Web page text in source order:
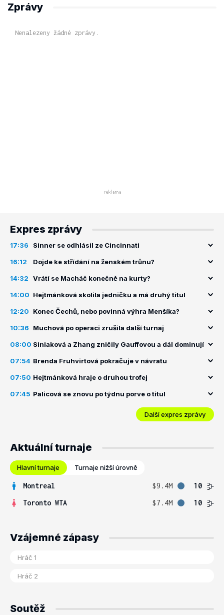
Zprávy
Nenalezeny žádné zprávy.
Expres zprávy
17:36 Sinner se odhlásil ze Cincinnati
16:12 Dojde ke střídání na ženském trůnu?
14:32 Vrátí se Macháč konečně na kurty?
14:00 Hejtmánková skolila jedničku a má druhý titul
12:20 Konec Čechů, nebo povinná výhra Menšíka?
10:36 Muchová po operaci zrušila další turnaj
08:00 Siniaková a Zhang zničily Gauffovou a dál dominují
07:54 Brenda Fruhvirtová pokračuje v návratu
07:50 Hejtmánková hraje o druhou trofej
07:45 Palicová se znovu po týdnu porve o titul
Další expres zprávy
Aktuální turnaje
Hlavní turnaje Turnaje nižší úrovně
Montreal $9.4M
10
Toronto WTA
$7.4M 10
Vzájemné zápasy
Soutěž